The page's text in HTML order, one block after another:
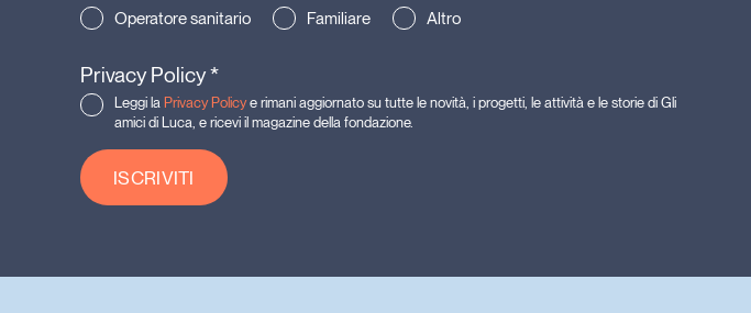
Operatore sanitario Familiare Altro
Privacy Policy*
Leggi la Privacy Policye rimani aggiornato su tutte le novità, i progetti, le attività e le storie di Gli
amici di Luca, e ricevi il magazine della fondazione.
ISCRIVITI